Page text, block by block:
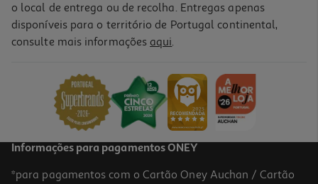
o local de entrega ou de recolha. Entregas apenas
disponíveis para o território de Portugal continental,
consulte mais informações aqui.
Informações para pagamentos ONEY
*para pagamentos com o Cartão Oney Auchan / Cartão